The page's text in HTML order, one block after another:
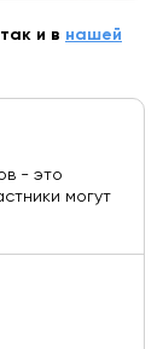
и в нашей
- это
могут